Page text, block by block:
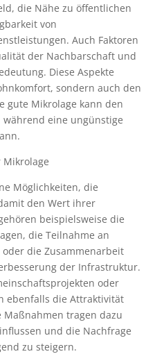
die Nähe zu öffentlichen
von
Auch Faktoren
der Nachbarschaft und
Diese Aspekte
sondern auch den
gute Mikrolage kann den
eine ungünstige
Möglichkeiten, die
den Wert ihrer
beispielsweise die
die Teilnahme an
die Zusammenarbeit
der Infrastruktur.
oder
ebenfalls die Attraktivität
Maßnahmen tragen dazu
und die Nachfrage
zu steigern.